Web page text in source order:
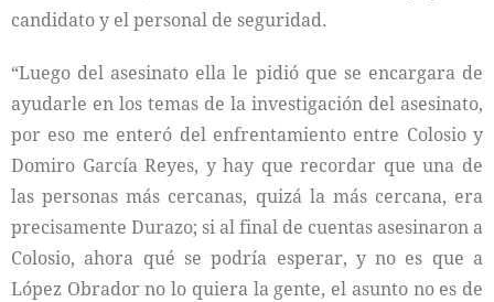
candidato y el personal de seguridad.
“Luego del asesinato ella le pidió que se encargara de
ayudarle en los temas de la investigación del asesinato,
por eso me enteró del enfrentamiento entre Colosio y
Domiro García Reyes, y hay que recordar que una de
las personas más cercanas, quizá la más cercana, era
precisamente Durazo; si al final de cuentas asesinaron a
Colosio, ahora qué se podría esperar, y no es que a
López Obrador no lo quiera la gente, el asunto no es de